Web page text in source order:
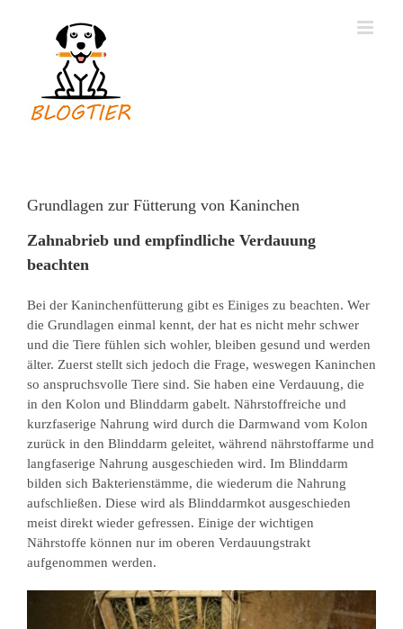
Grundlagen zur Fütterung von Kaninchen
Zahnabrieb und empfindliche Verdauung
beachten
Bei der Kaninchenfütterung gibt es Einiges zu beachten. Wer
die Grundlagen einmal kennt, der hat es nicht mehr schwer
und die Tiere fühlen sich wohler, bleiben gesund und werden
älter. Zuerst stellt sich jedoch die Frage, weswegen Kaninchen
so anspruchsvolle Tiere sind. Sie haben eine Verdauung, die
in den Kolon und Blinddarm gabelt. Nährstoffreiche und
kurzfaserige Nahrung wird durch die Darmwand vom Kolon
zurück in den Blinddarm geleitet, während nährstoffarme und
langfaserige Nahrung ausgeschieden wird. Im Blinddarm
bilden sich Bakterienstämme, die wiederum die Nahrung
aufschließen. Diese wird als Blinddarmkot ausgeschieden
meist direkt wieder gefressen. Einige der wichtigen
Nährstoffe können nur im oberen Verdauungstrakt
aufgenommen werden.